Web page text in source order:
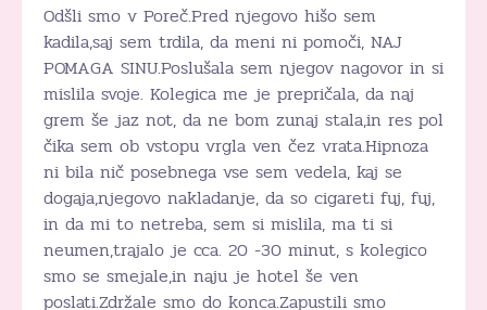
Odšli smo v Poreč.Pred njegovo hišo sem
kadila,saj sem trdila, da meni ni pomoči, NAJ
POMAGA SINU.Poslušala sem njegov nagovor in si
mislila svoje. Kolegica me je prepričala, da naj
grem še jaz not, da ne bom zunaj stala,in res pol
čika sem ob vstopu vrgla ven čez vrata.Hipnoza
ni bila nič posebnega vse sem vedela, kaj se
dogaja,njegovo nakladanje, da so cigareti fuj, fuj,
in da mi to netreba, sem si mislila, ma ti si
neumen,trajalo je cca. 20 -30 minut, s kolegico
smo se smejale,in naju je hotel še ven
poslati.Zdržale smo do konca.Zapustili smo